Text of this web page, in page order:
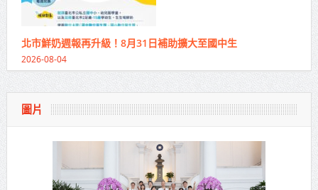
北市鮮奶週報再升級！8月31日補助擴大至國中生
2026-08-04
圖片